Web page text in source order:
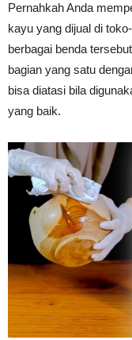
Pernahkah Anda
kayu yang dijual di
berbagai benda
bagian yang satu
bisa diatasi bila
yang baik.